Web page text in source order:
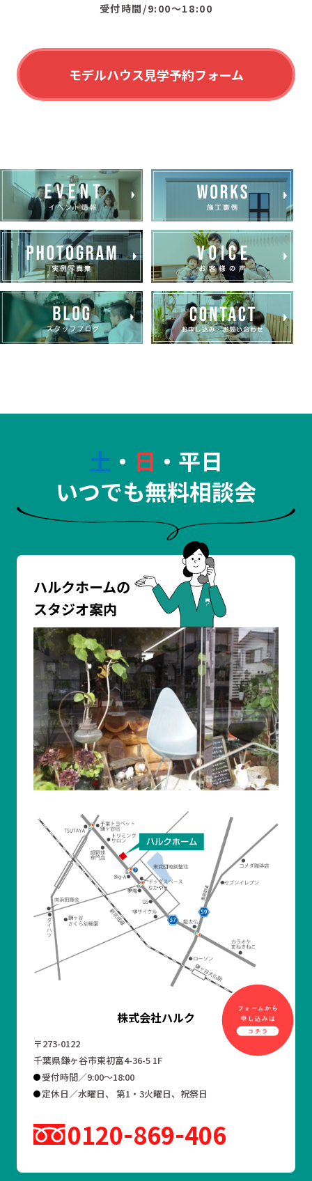
受付時間/9:00〜18:00
モデルハウス見学予約フォーム
土 ・ 日 ・平日
いつでも無料相談会
ハルクホームの
スタジオ案内
株式会社ハルク
〒273-0122
千葉県鎌ヶ谷市東初富4-36-5 1F
受付時間／9:00～18:00
定休日／水曜日、 第1・3火曜日、祝祭日
0120 869 406